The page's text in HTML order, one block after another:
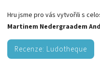
Hru jsme pro vás vytvořili s
Martinem Nedergraadem
Recenze: Ludotheque